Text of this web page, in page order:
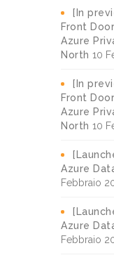
[In
Front
Azure
North 10
[In
Front
Azure
North 10
Azure
Febbraio
Azure
Febbraio